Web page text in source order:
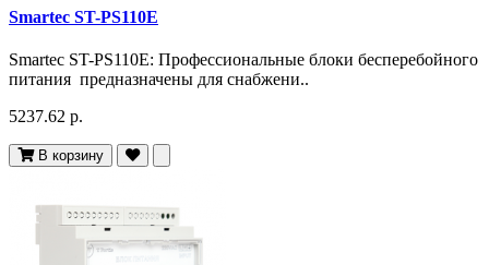
Smartec ST-PS110E
Smartec ST-PS110E: Профессиональные блоки бесперебойного
питания предназначены для снабжени..
5237.62 р.
В корзину